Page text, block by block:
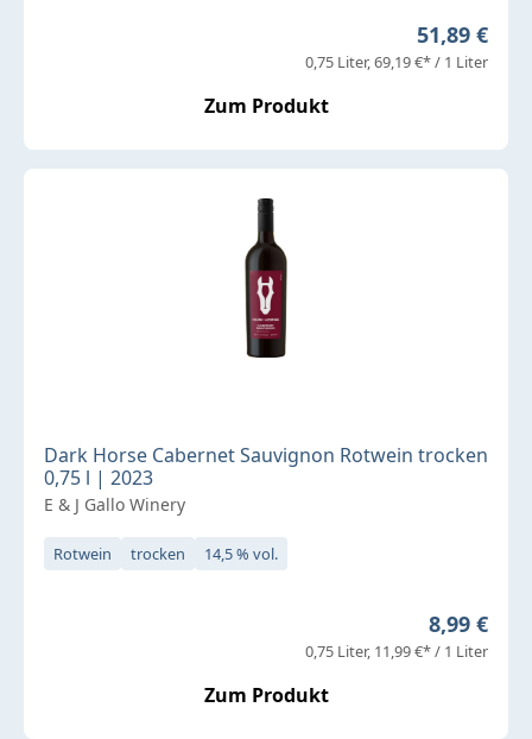
Regulärer
51,89 €
0,75 Liter 69,19 €* / 1 Liter
Zum Produkt
Dark Horse Cabernet Sauvignon Rotwein trocken
0,75 l | 2023
E & J Gallo Winery
Rotwein trocken 14,5 % vol.
Regulärer
8,99 €
0,75 Liter 11,99 €* / 1 Liter
Zum Produkt